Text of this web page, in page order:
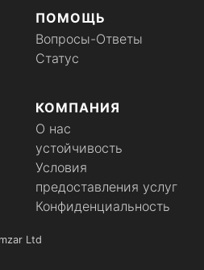
ПОМОЩЬ
Вопросы-Ответы
Статус
КОМПАНИЯ
О нас
устойчивость
Условия
предоставления услуг
Конфиденциальность
Ltd